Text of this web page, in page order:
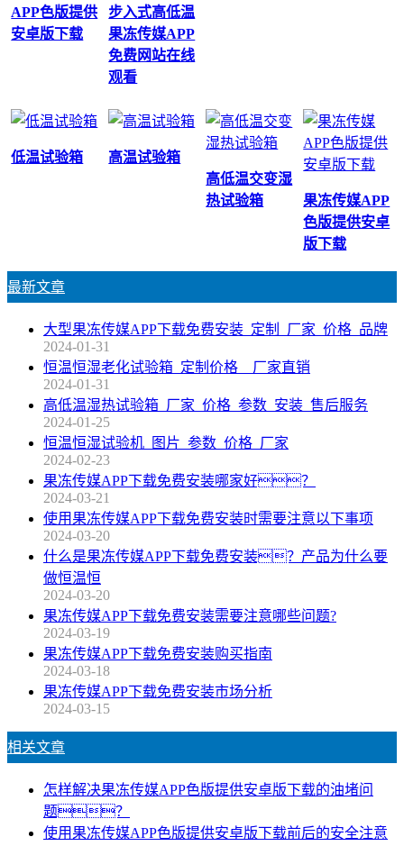
APP色版提供
安卓版下载
步入式高低温
果冻传媒APP
免费网站在线
观看
低温试验箱
高温试验箱
高低温交变湿
热试验箱
果冻传媒APP
色版提供安卓
版下载
最新文章
大型果冻传媒APP下载免费安装_定制_厂家_价格_品牌
2024-01-31
恒温恒湿老化试验箱_定制价格__厂家直销
2024-01-31
高低温湿热试验箱_厂家_价格_参数_安装_售后服务
2024-01-25
恒温恒湿试验机_图片_参数_价格_厂家
2024-02-23
果冻传媒APP下载免费安装哪家好？
2024-03-21
使用果冻传媒APP下载免费安装时需要注意以下事项
2024-03-20
什么是果冻传媒APP下载免费安装？产品为什么要
做恒温恒
2024-03-20
果冻传媒APP下载免费安装需要注意哪些问题?
2024-03-19
果冻传媒APP下载免费安装购买指南
2024-03-18
果冻传媒APP下载免费安装市场分析
2024-03-15
相关文章
怎样解决果冻传媒APP色版提供安卓版下载的油堵问
题？
使用果冻传媒APP色版提供安卓版下载前后的安全注意